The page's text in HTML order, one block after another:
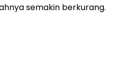
semakin berkurang.